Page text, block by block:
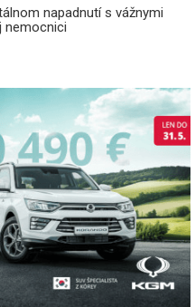
napadnutí s vážnymi
nemocnici